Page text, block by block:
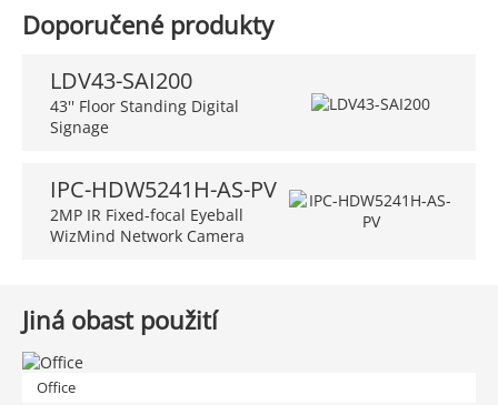
Doporučené produkty
LDV43-SAI200
43'' Floor Standing Digital
Signage
IPC-HDW5241H-AS-PV
2MP IR Fixed-focal Eyeball
WizMind Network Camera
Jiná obast použití
Office